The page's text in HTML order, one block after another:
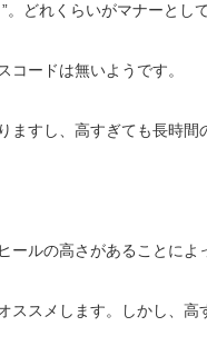
。どれくらいがマナーとし
コードは無いようです。
すし、高すぎても長時間
ルの高さがあることによ
ススメします。しかし、